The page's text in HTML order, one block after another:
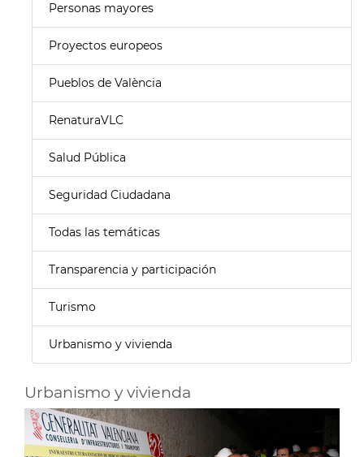
Personas mayores
Proyectos europeos
Pueblos de València
RenaturaVLC
Salud Pública
Seguridad Ciudadana
Todas las temáticas
Transparencia y participación
Turismo
Urbanismo y vivienda
Urbanismo y vivienda